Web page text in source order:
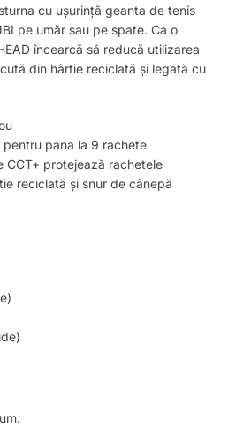
cu ușurință geanta de tenis
pe umăr sau pe spate. Ca o
încearcă să reducă utilizarea
din hârtie reciclată și legată cu
pana la 9 rachete
CCT+ protejează rachetele
reciclată și snur de cânepă